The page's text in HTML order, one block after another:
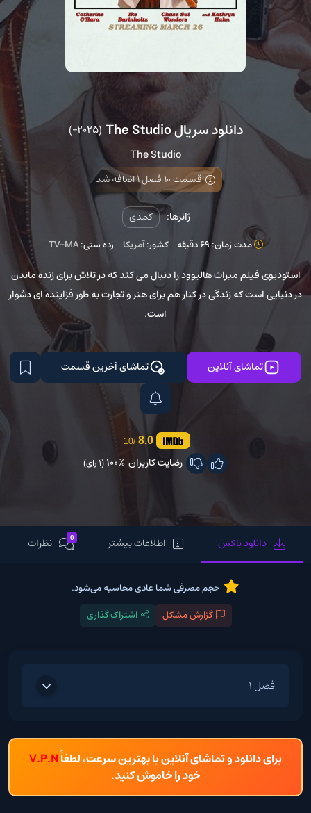
دانلود سریال The Studio (2025–)
The Studio
قسمت 10 فصل 1 اضافه شد
ژانرها: کمدی
مدت زمان: 69 دقیقه کشور:آمریکا رده سنی:TV-MA
استودیوی فیلم میراث هالیوود را دنبال می کند که در تلاش برای زنده ماندن
در دنیایی است که زندگی در کنار هم برای هنر و تجارت به طور فزاینده ای دشوار
است.
تماشای آنلاین تماشای آخرین قسمت
8.0
/10
رضایت کاربران 100%(1 رای)
دانلود باکس اطلاعات بیشتر 0 نظرات
حجم مصرفی شما عادی محاسبه می‌شود.
گزارش مشکل
اشتراک گذاری
فصل 1
برای دانلود و تماشای آنلاین با بهترین سرعت، لطفاًV.P.N
خود را خاموش کنید.